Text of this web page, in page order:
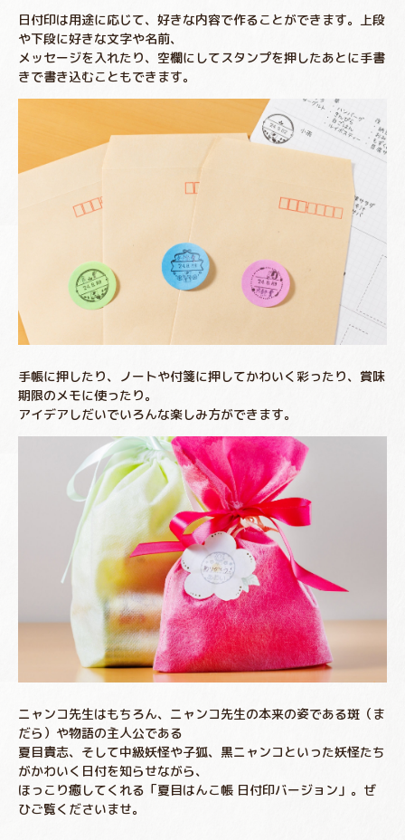
日付印は用途に応じて、好きな内容で作ることができます。上段
や下段に好きな文字や名前、
メッセージを入れたり、空欄にしてスタンプを押したあとに手書
きで書き込むこともできます。
手帳に押したり、ノートや付箋に押してかわいく彩ったり、賞味
期限のメモに使ったり。
アイデアしだいでいろんな楽しみ方ができます。
ニャンコ先生はもちろん、ニャンコ先生の本来の姿である斑（ま
だら）や物語の主人公である
夏目貴志、そして中級妖怪や子狐、黒ニャンコといった妖怪たち
がかわいく日付を知らせながら、
ほっこり癒してくれる「夏目はんこ帳 日付印バージョン」。ぜ
ひご覧くださいませ。